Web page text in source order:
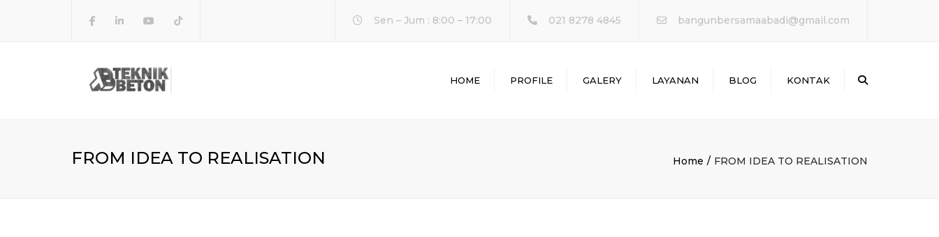
Sen – Jum : 8:00 – 17:00 021 8278 4845 bangunbersamaabadi@gmail.com
HOME PROFILE GALERY LAYANAN BLOG KONTAK
FROM IDEA TO REALISATION Home FROM IDEA TO REALISATION